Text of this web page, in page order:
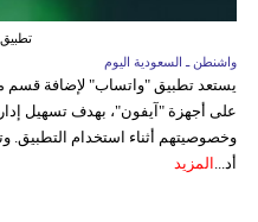
واشنطن ـ السعودية اليوم
يستعد تطبيق "واتساب" لإضافة قسم
على أجهزة "آيفون"، بهدف تسهيل
وخصوصيتهم أثناء استخدام التطبيق.
أد... المزيد